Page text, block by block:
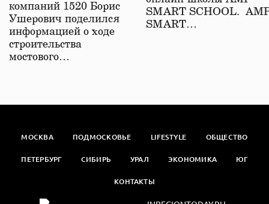
компаний 1520 Борис
Ушерович поделился
информацией о ходе
строительства
мостового…
SMART SCHOOL.
SMART…
МОСКВА ПОДМОСКОВЬЕ LIFESTYLE ОБЩЕСТВО
ПЕТЕРБУРГ СИБИРЬ УРАЛ ЭКОНОМИКА ЮГ
КОНТАКТЫ